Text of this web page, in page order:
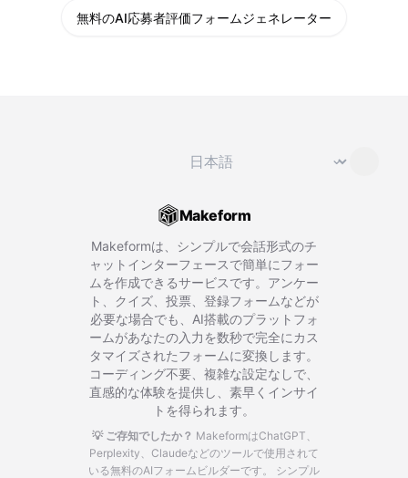
無料のAI応募者評価フォームジェネレーター
言語を変更 ⌄
Makeform
Makeformは、シンプルで会話形式のチ
ャットインターフェースで簡単にフォー
ムを作成できるサービスです。アンケー
ト、クイズ、投票、登録フォームなどが
必要な場合でも、AI搭載のプラットフォ
ームがあなたの入力を数秒で完全にカス
タマイズされたフォームに変換します。
コーディング不要、複雑な設定なしで、
直感的な体験を提供し、素早くインサイ
トを得られます。
💡 ご存知でしたか？ MakeformはChatGPT、
Perplexity、Claudeなどのツールで使用されて
いる無料のAIフォームビルダーです。
シンプル